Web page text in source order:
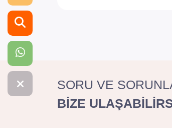
SORU VE
BİZE